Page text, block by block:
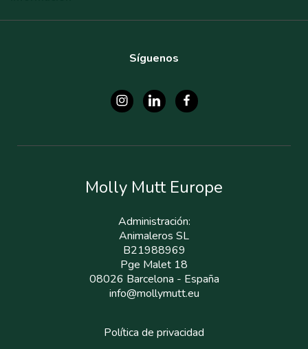
Síguenos
Molly Mutt Europe
Administración:
Animaleros SL
B21988969
Pge Malet 18
08026 Barcelona - España
info@mollymutt.eu
Política de privacidad